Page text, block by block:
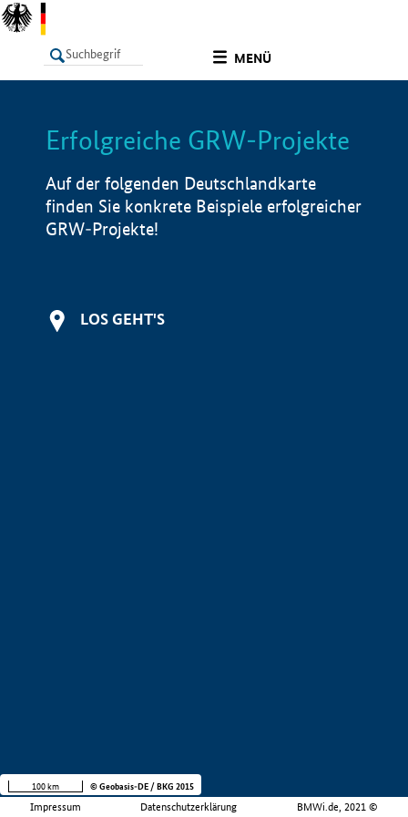
MENÜ
LISTE Info
Erfolgreiche GRW-Projekte
Auf der folgenden Deutschlandkarte
finden Sie konkrete Beispiele erfolgreicher
GRW-Projekte!
LOS GEHT'S
Impressum Datenschutzerklärung BMWi.de, 2021 ©
100 km © Geobasis-DE / BKG 2015